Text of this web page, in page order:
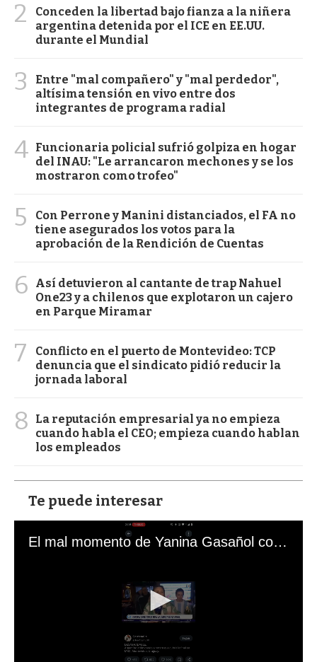
2
Conceden la libertad bajo fianza a la niñera
argentina detenida por el ICE en EE.UU.
durante el Mundial
3
Entre "mal compañero" y "mal perdedor",
altísima tensión en vivo entre dos
integrantes de programa radial
4 Funcionaria policial sufrió golpiza en hogar
del INAU: "Le arrancaron mechones y se los
mostraron como trofeo"
5
Con Perrone y Manini distanciados, el FA no
tiene asegurados los votos para la
aprobación de la Rendición de Cuentas
6
Así detuvieron al cantante de trap Nahuel
One23 y a chilenos que explotaron un cajero
en Parque Miramar
7
Conflicto en el puerto de Montevideo: TCP
denuncia que el sindicato pidió reducir la
jornada laboral
8
La reputación empresarial ya no empieza
cuando habla el CEO; empieza cuando hablan
los empleados
Te puede interesar
El mal momento de Yanina Gasañol con un hincha argentino en "Subrayado"